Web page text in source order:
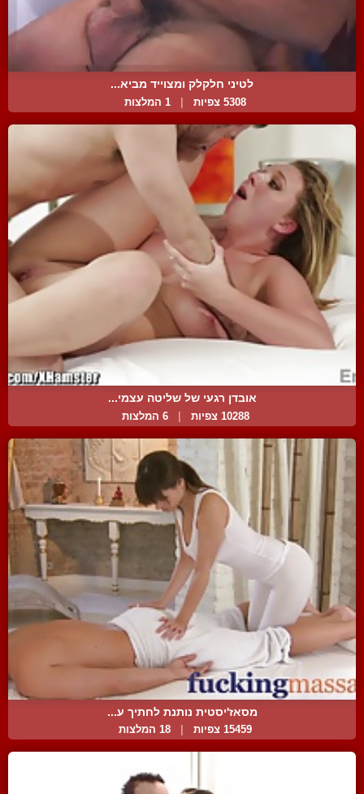
לטיני חלקלק ומצוייד מביא...
5308 צפיות 1 המלצות
אובדן רגעי של שליטה עצמי...
10288 צפיות | 6 המלצות
מסאז'יסטית נותנת לחתיך ע...
15459 צפיות 18 המלצות